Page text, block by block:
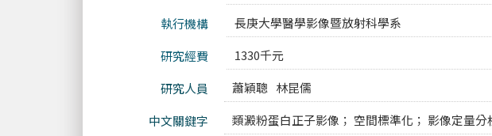
執行機構
長庚大學醫學影像暨放射科學系
研究經費
1330千元
研究人員
蕭穎聰 林昆儒
中文關鍵字
類澱粉蛋白正子影像； 空間標準化； 影像定量